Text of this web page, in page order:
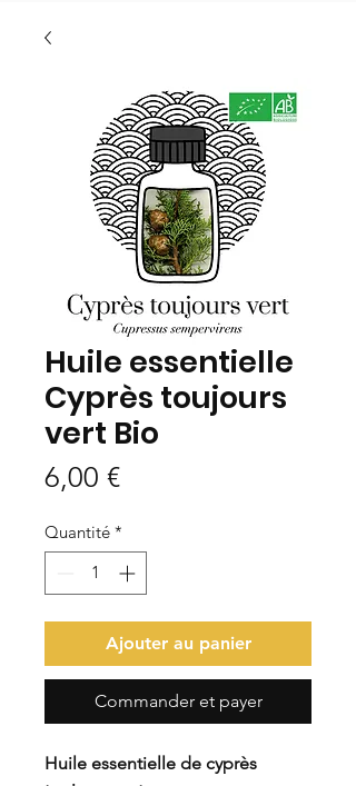
Huile essentielle
Cyprès toujours
vert Bio
6,00 €Prix
Quantité *
Ajouter au panier
Commander et payer
Huile essentielle de cyprès